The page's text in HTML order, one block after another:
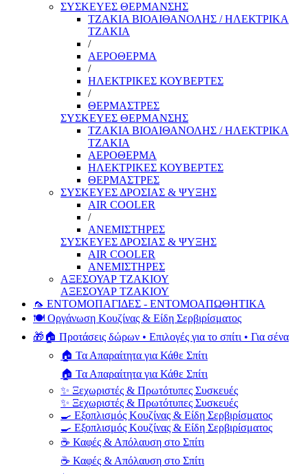
ΣΥΣΚΕΥΕΣ ΘΕΡΜΑΝΣΗΣ
ΤΖΑΚΙΑ ΒΙΟΑΙΘΑΝΟΛΗΣ / ΗΛΕΚΤΡΙΚΑ
ΤΖΑΚΙΑ
/
ΑΕΡΟΘΕΡΜΑ
/
ΗΛΕΚΤΡΙΚΕΣ ΚΟΥΒΕΡΤΕΣ
/
ΘΕΡΜΑΣΤΡΕΣ
ΣΥΣΚΕΥΕΣ ΘΕΡΜΑΝΣΗΣ
ΤΖΑΚΙΑ ΒΙΟΑΙΘΑΝΟΛΗΣ / ΗΛΕΚΤΡΙΚΑ
ΤΖΑΚΙΑ
ΑΕΡΟΘΕΡΜΑ
ΗΛΕΚΤΡΙΚΕΣ ΚΟΥΒΕΡΤΕΣ
ΘΕΡΜΑΣΤΡΕΣ
ΣΥΣΚΕΥΕΣ ΔΡΟΣΙΑΣ & ΨΥΞΗΣ
AIR COOLER
/
ΑΝΕΜΙΣΤΗΡΕΣ
ΣΥΣΚΕΥΕΣ ΔΡΟΣΙΑΣ & ΨΥΞΗΣ
AIR COOLER
ΑΝΕΜΙΣΤΗΡΕΣ
ΑΞΕΣΟΥΑΡ ΤΖΑΚΙΟΥ
ΑΞΕΣΟΥΑΡ ΤΖΑΚΙΟΥ
🦟 ΕΝΤΟΜΟΠΑΓΙΔΕΣ - ΕΝΤΟΜΟΑΠΩΘΗΤΙΚΑ
🍽️ Οργάνωση Κουζίνας & Είδη Σερβιρίσματος
🎁🏠 Προτάσεις δώρων • Επιλογές για το σπίτι • Για σένα
🏠 Τα Απαραίτητα για Κάθε Σπίτι
🏠 Τα Απαραίτητα για Κάθε Σπίτι
✨ Ξεχωριστές & Πρωτότυπες Συσκευές
✨ Ξεχωριστές & Πρωτότυπες Συσκευές
🍳 Εξοπλισμός Κουζίνας & Είδη Σερβιρίσματος
🍳 Εξοπλισμός Κουζίνας & Είδη Σερβιρίσματος
☕ Καφές & Απόλαυση στο Σπίτι
☕ Καφές & Απόλαυση στο Σπίτι